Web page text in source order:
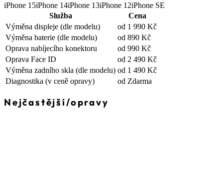
iPhone 15iPhone 14iPhone 13iPhone 12iPhone SE
Služba
Cena
Výměna displeje (dle modelu)
od 1 990 Kč
Výměna baterie (dle modelu)
od 890 Kč
Oprava nabíjecího konektoru
od 990 Kč
Oprava Face ID
od 2 490 Kč
Výměna zadního skla (dle modelu) od 1 490 Kč
Diagnostika (v ceně opravy) od Zdarma
Nejčastější/opravy